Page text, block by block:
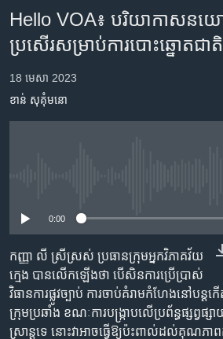
ព័ត៌មាន​​
តែ​
រំលង​
និង​
ចូល​
រំលង​
និង​
ចូល​
ទៅ​
កាន់​
ទំព័រ​
ស្វែង​
ហេឡូវីអូអេ
កម្ពុជាច្នៃប្រតិដ្ឋ
ព្រឹត្តិការណ៍ព័ត៌មាន
ទូរទស្សន៍ / វីដេអូ​
បណ្តាញ​សង្គម
ភាសា
ទទួល​​​សេវា​​​ Podcast
Hello VOA៖ បរិយាកាស​នយោ
ប្រសើរ​សម្រាប់​ការ​បោះឆ្នោត​ជា
18 មេសា 2023
ខាន់ សុគុំមនោ
0:00
កញ្ញា​ លី ស្រីស្រស់ ប្រធាន​ក្រុម​អ្នក​វិភាគ​វ័យ
ក្មេង​ បាន​លើកឡើង​ថា​ បើ​សិន​ការ​​ប្រើប្រាស់​​
វិធានការ​ផ្លូវច្បាប់ ការ​ចាប់​គំរាម​កំហែង​នៅ​បន្
ក្រុម​ប្រឆាំង ខណៈ​ការ​បង្ក្រាប​លើ​ប្រព័ន្ធ​ផ្សព្វផ្
ស្រាន្ត​ទេ នោះ​វា​អាច​ធ្វើ​ឱ្យ​ប៉ះពាល់​ដល់​គុណភា